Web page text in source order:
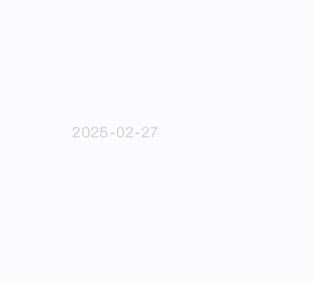
2025-02-27